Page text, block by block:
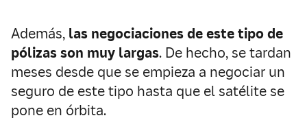
Además, las negociaciones de este tipo de
pólizas son muy largas. De hecho, se tardan
meses desde que se empieza a negociar un
seguro de este tipo hasta que el satélite se
pone en órbita.